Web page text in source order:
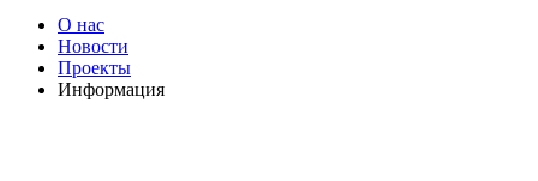
О нас
Новости
Проекты
Информация